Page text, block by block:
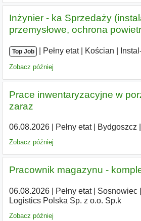
Inżynier - ka Sprzedaży
przemysłowe, ochrona
Top Job Pełny etat| Kościan
Zobacz później
Prace inwentaryzacyjne w
zaraz
06.08.2026| Pełny etat| Bydgoszcz
Zobacz później
Pracownik magazynu -
06.08.2026| Pełny etat| Sosnowiec|
Logistics Polska Sp. z o.o. Sp.k
Zobacz później